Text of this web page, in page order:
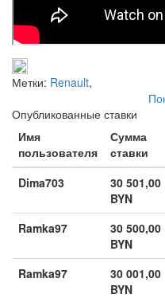
Метки: Renault,
Опубликованные ставки
Имя
пользователя
Сумма
ставки
Dima703
30 501,00
BYN
Ramka97
30 500,00
BYN
Ramka97
30 001,00
BYN